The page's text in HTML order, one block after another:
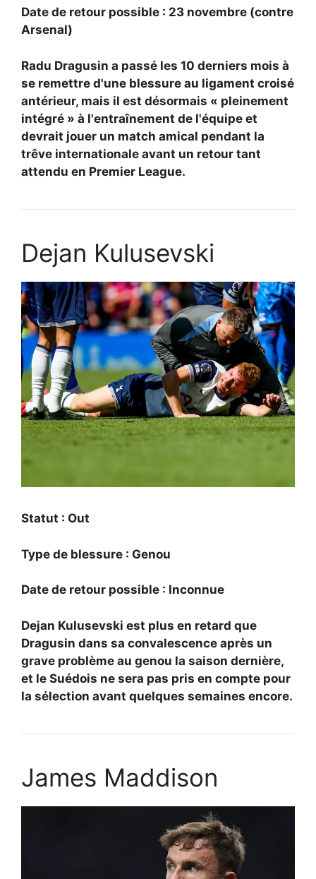
Date de retour possible : 23 novembre (contre
Arsenal)
Radu Dragusin a passé les 10 derniers mois à
se remettre d'une blessure au ligament croisé
antérieur, mais il est désormais « pleinement
intégré » à l'entraînement de l'équipe et
devrait jouer un match amical pendant la
trêve internationale avant un retour tant
attendu en Premier League.
Dejan Kulusevski
Statut : Out
Type de blessure : Genou
Date de retour possible : Inconnue
Dejan Kulusevski est plus en retard que
Dragusin dans sa convalescence après un
grave problème au genou la saison dernière,
et le Suédois ne sera pas pris en compte pour
la sélection avant quelques semaines encore.
James Maddison